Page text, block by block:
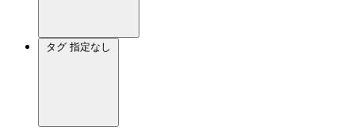
タグ 指定なし